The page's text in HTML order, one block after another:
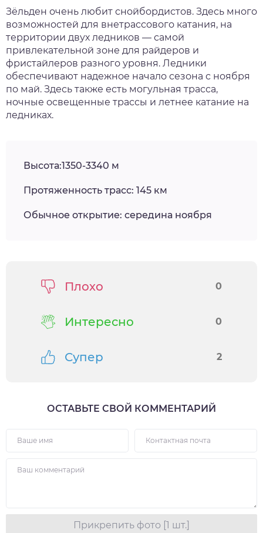
Зёльден очень любит снойбордистов. Здесь много
возможностей для внетрассового катания, на
территории двух ледников — самой
привлекательной зоне для райдеров и
фристайлеров разного уровня. Ледники
обеспечивают надежное начало сезона с ноября
по май. Здесь также есть могульная трасса,
ночные освещенные трассы и летнее катание на
ледниках.
Высота:1350-3340 м
Протяженность трасс: 145 км
Обычное открытие: середина ноября
Плохо 0
Интересно 0
Супер 2
ОСТАВЬТЕ СВОЙ КОММЕНТАРИЙ
Прикрепить фото [1 шт.]